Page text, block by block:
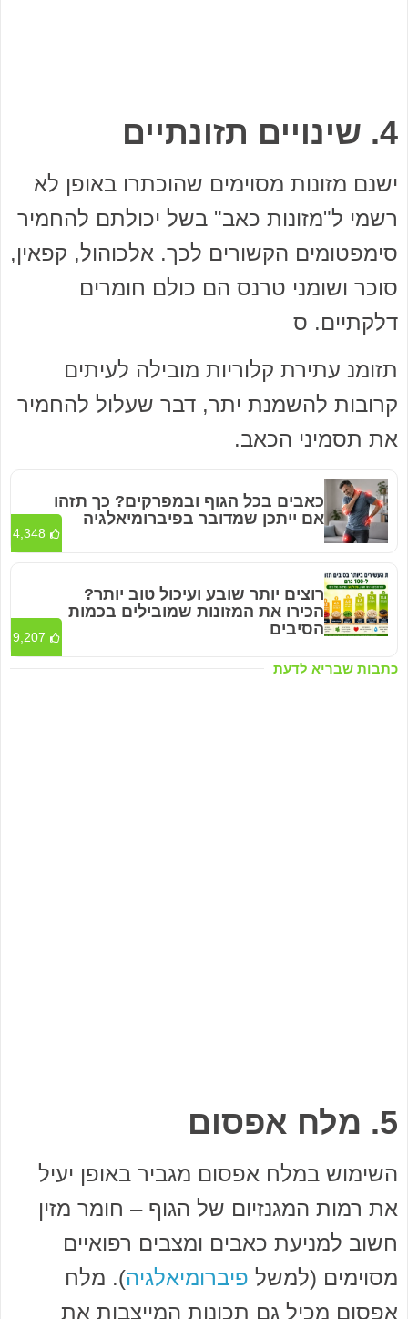
4. שינויים תזונתיים
ישנם מזונות מסוימים שהוכתרו באופן לא
רשמי ל"מזונות כאב" בשל יכולתם להחמיר
סימפטומים הקשורים לכך. אלכוהול, קפאין,
סוכר ושומני טרנס הם כולם חומרים
דלקתיים. ס
תזומנ עתירת קלוריות מובילה לעיתים
קרובות להשמנת יתר, דבר שעלול להחמיר
את תסמיני הכאב.
כתבות שבריא לדעת
כאבים בכל הגוף ובמפרקים? כך תזהו
אם ייתכן שמדובר בפיברומיאלגיה
4,348
רוצים יותר שובע ועיכול טוב יותר?
הכירו את המזונות שמובילים בכמות
הסיבים
9,207
5. מלח אפסום
השימוש במלח אפסום מגביר באופן יעיל
את רמות המגנזיום של הגוף – חומר מזין
חשוב למניעת כאבים ומצבים רפואיים
מסוימים (למשל פיברומיאלגיה). מלח
אפסום מכיל גם תכונות המייצבות את